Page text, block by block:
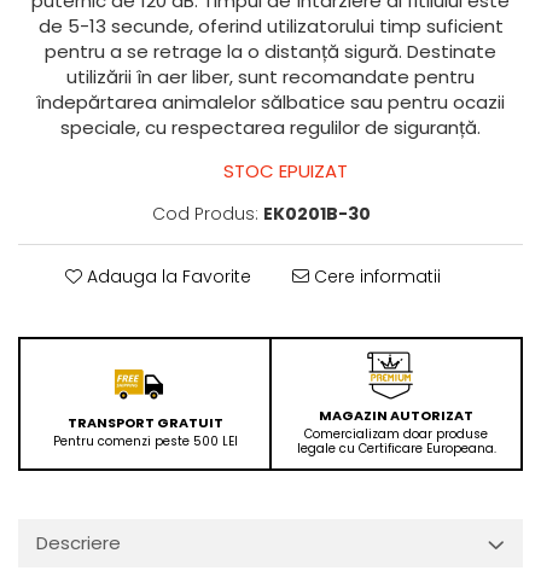
de 5-13 secunde, oferind utilizatorului timp suficient
pentru a se retrage la o distanță sigură. Destinate
utilizării în aer liber, sunt recomandate pentru
îndepărtarea animalelor sălbatice sau pentru ocazii
speciale, cu respectarea regulilor de siguranță.
STOC EPUIZAT
Cod Produs: EK0201B-30
Adauga la Favorite Cere informatii
TRANSPORT GRATUIT
Pentru comenzi peste 500 LEI
MAGAZIN AUTORIZAT
Comercializam doar produse
legale cu Certificare Europeana.
Descriere